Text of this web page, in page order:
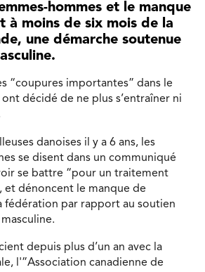
hommes et le manque
à moins de six mois de la
une démarche soutenue
“coupures importantes” dans le
décidé de ne plus s’entraîner ni
danoises il y a 6 ans, les
se disent dans un communiqué
se battre “pour un traitement
et dénoncent le manque de
fédération par rapport au soutien
depuis plus d’un an avec la
l'”Association canadienne de